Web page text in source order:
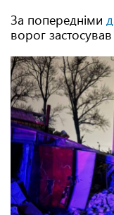
За попередніми
ворог